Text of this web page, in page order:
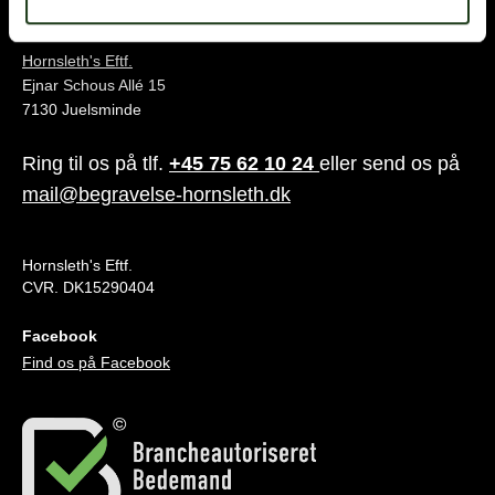
Hornsleth's Eftf.
Ejnar Schous Allé 15
7130 Juelsminde
Ring til os på tlf. +45 75 62 10 24 eller send os på
mail@begravelse-hornsleth.dk
Hornsleth's Eftf.
CVR. DK15290404
Facebook
Find os på Facebook